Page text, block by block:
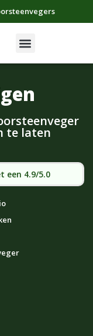
te laten
een 4.9/5.0